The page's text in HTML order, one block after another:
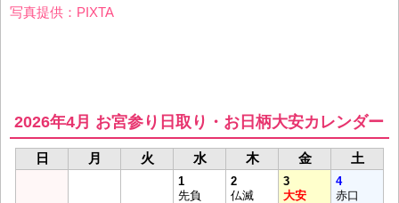
写真提供：PIXTA
2026年4月 お宮参り日取り・お日柄大安カレンダー
日 月 火 水 木 金 土
1
先負
2
仏滅
3
大安
4
赤口